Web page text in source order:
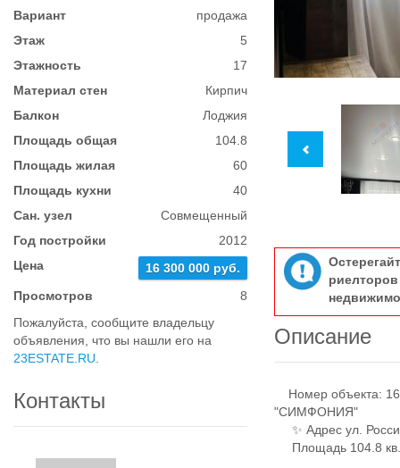
Вариант
продажа
Этаж
5
Этажность
17
Материал стен
Кирпич
Балкон
Лоджия
Площадь общая
104.8
Площадь жилая
60
Площадь кухни
40
Сан. узел
Совмещенный
Год постройки
2012
Цена
16 300 000 руб.
Просмотров
8
Пожалуйста, сообщите владельцу
объявления, что вы нашли его на
23ESTATE.RU
Контакты
Описание
Номер объекта:
"СИМФОНИЯ"
✨ Адрес ул.
Площадь 104.8